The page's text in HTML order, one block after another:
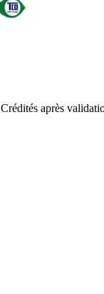
Crédités après